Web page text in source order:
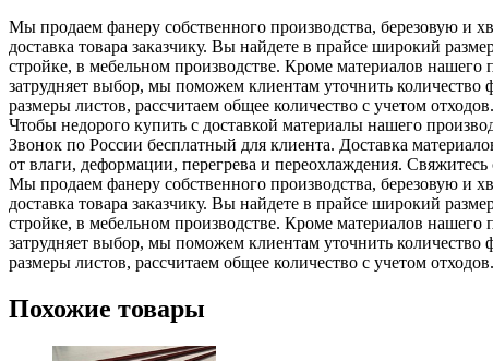
Мы продаем фанеру собственного производства, березовую и
доставка товара заказчику. Вы найдете в прайсе широкий
стройке, в мебельном производстве. Кроме материалов
затрудняет выбор, мы поможем клиентам уточнить
размеры листов, рассчитаем общее количество с учетом отходов.
Чтобы недорого купить с доставкой материалы нашего
Звонок по России бесплатный для клиента. Доставка
от влаги, деформации, перегрева и переохлаждения.
Мы продаем фанеру собственного производства, березовую и
доставка товара заказчику. Вы найдете в прайсе широкий
стройке, в мебельном производстве. Кроме материалов
затрудняет выбор, мы поможем клиентам уточнить
размеры листов, рассчитаем общее количество с учетом отходов.
Похожие товары